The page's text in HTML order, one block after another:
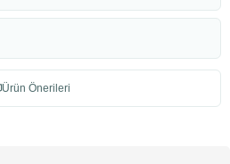
Ürün Önerileri